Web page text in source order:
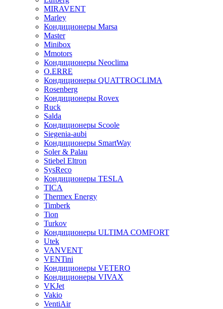
MIRAVENT
Marley
Кондиционеры Marsa
Master
Minibox
Mmotors
Кондиционеры Neoclima
O.ERRE
Кондиционеры QUATTROCLIMA
Rosenberg
Кондиционеры Rovex
Ruck
Salda
Кондиционеры Scoole
Siegenia-aubi
Кондиционеры SmartWay
Soler & Palau
Stiebel Eltron
SysReco
Кондиционеры TESLA
TICA
Thermex Energy
Timberk
Tion
Turkov
Кондиционеры ULTIMA COMFORT
Utek
VANVENT
VENTini
Кондиционеры VETERO
Кондиционеры VIVAX
VKJet
Vakio
VentiAir